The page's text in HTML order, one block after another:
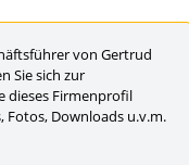
von Gertrud
Sie sich zur
dieses Firmenprofil
Fotos, Downloads u.v.m.